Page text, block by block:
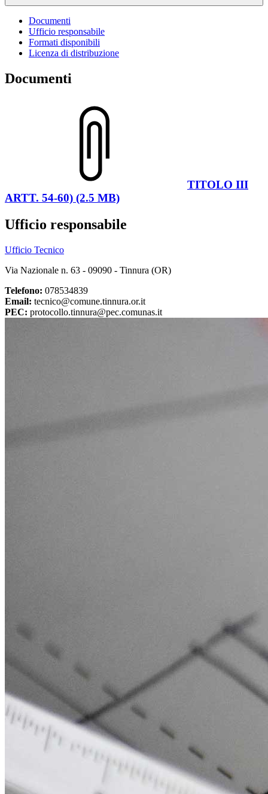
Documenti
Ufficio responsabile
Formati disponibili
Licenza di distribuzione
Documenti
TITOLO III
ARTT. 54-60) (2.5 MB)
Ufficio responsabile
Ufficio Tecnico
Via Nazionale n. 63 - 09090 - Tinnura (OR)
Telefono: 078534839
Email: tecnico@comune.tinnura.or.it
PEC: protocollo.tinnura@pec.comunas.it